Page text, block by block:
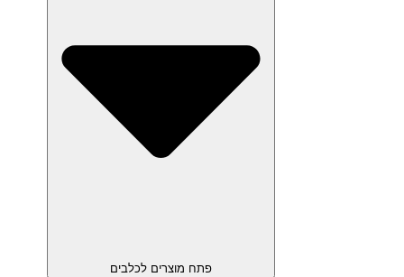
פתח מוצרים לכלבים